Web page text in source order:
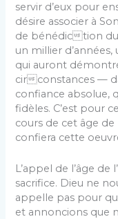
servir d’eux pour
désire associer à
de bénédiction
un millier
qui auront
circonstances —
confiance absolue,
fidèles. C’est pour
cours de cet âge de
confiera cette
L’appel de l’âge
sacrifice. Dieu ne
appelle pas pour
et annoncions que